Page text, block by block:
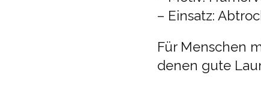
– Einsatz:
Für Menschen
denen gute